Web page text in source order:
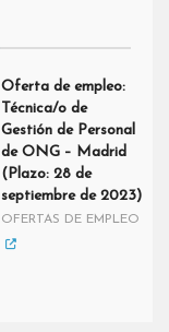
Oferta de empleo:
Técnica/o de
Gestión de Personal
de ONG – Madrid
(Plazo: 28 de
septiembre de 2023)
OFERTAS DE EMPLEO